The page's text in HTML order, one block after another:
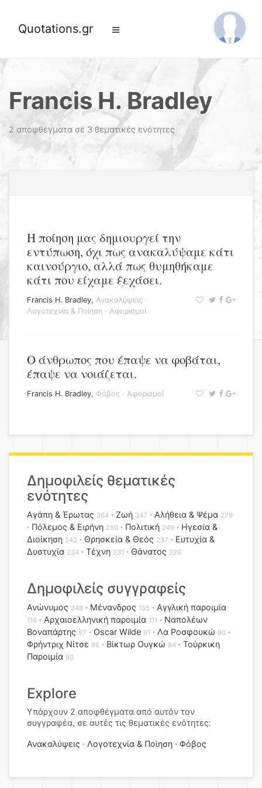
Quotations.gr
Francis H. Bradley
2 αποφθέγματα σε 3 θεματικές ενότητες
Η ποίηση μας δημιουργεί την
εντύπωση, όχι πως ανακαλύψαμε κάτι
καινούργιο, αλλά πως θυμηθήκαμε
κάτι που είχαμε ξεχάσει.
Francis H. Bradley, Ανακαλύψεις ·
Λογοτεχνία & Ποίηση · Αφορισμοί
O άνθρωπος που έπαψε να φοβάται,
έπαψε να νοιάζεται.
Francis H. Bradley, Φόβος · Αφορισμοί
Δημοφιλείς θεματικές
ενότητες
Αγάπη & Έρωτας 364 Ζωή 347 Αλήθεια & Ψέμα 279
Πόλεμος & Ειρήνη 250 Πολιτική 249
Ηγεσία &
Διοίκηση 242 Θρησκεία & Θεός 237
Ευτυχία &
Δυστυχία 234 Τέχνη 231 Θάνατος 226
Δημοφιλείς συγγραφείς
Ανώνυμος 348 Μένανδρος 155 Αγγλική παροιμία
116 Αρχαιοελληνική παροιμία 111
Ναπολέων
Βοναπάρτης 97 Oscar Wilde 91 Λα Ροσφουκώ 90
Φρήντριχ Νίτσε 86 Βίκτωρ Ουγκώ 84
Τούρκικη
Παροιμία 80
Explore
Υπάρχουν 2 αποφθέγματα από αυτόν τον
συγγραφέα, σε αυτές τις θεματικές ενότητες:
Ανακαλύψεις Λογοτεχνία & Ποίηση Φόβος